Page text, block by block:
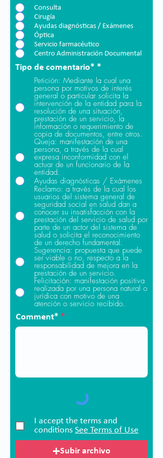
Consulta
Cirugía
Ayudas diagnósticas / Exámenes
Óptica
Servicio farmacéutico
Centro Administración Documental
Tipo de comentario* *
Petición: Mediante la cual una
persona por motivos de interés
general o particular solicita la
intervención de la entidad para la
resolución de una situación,
prestación de un servicio, la
información o requerimiento de
copia de documentos, entre otros.
Queja: manifestación de una
persona, a través de la cual
expresa inconformidad con el
actuar de un funcionario de la
entidad.
Ayudas diagnósticas / Exámenes
Reclamo: a través de la cual los
usuarios del sistema general de
seguridad social en salud dan a
conocer su insatisfacción con la
prestación del servicio de salud por
parte de un actor del sistema de
salud o solicita el reconocimiento
de un derecho fundamental.
Sugerencia: propuesta que puede
ser viable o no, respecto a la
responsabilidad de mejora en la
prestación de un servicio.
Felicitación: manifestación positiva
realizada por una persona natural o
jurídica con motivo de una
atención o servicio recibido.
Comment*
I accept the terms and
conditions See Terms of Use
Subir archivo